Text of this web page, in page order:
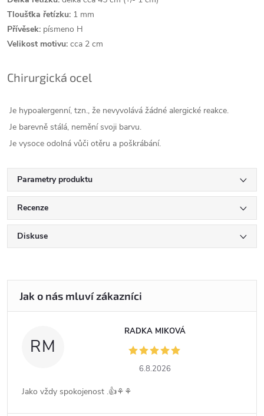
Tloušťka řetízku: 1 mm
Přívěsek: písmeno H
Velikost motivu: cca 2 cm
Chirurgická ocel
Je hypoalergenní, tzn., že nevyvolává žádné alergické reakce.
Je barevně stálá, nemění svoji barvu.
Je vysoce odolná vůči otěru a poškrábání.
Parametry produktu
Recenze
Diskuse
RM
RADKA MIKOVÁ
6.8.2026
Jako vždy spokojenost .👍⚘️⚘️